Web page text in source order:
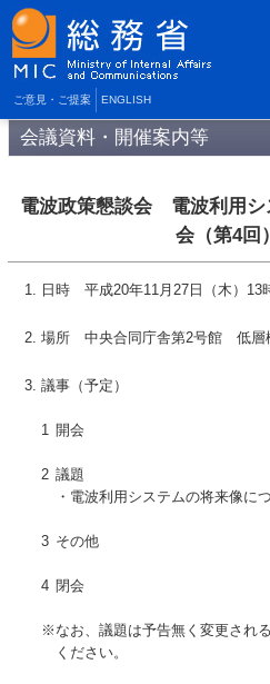
ご意見・ご提案 ENGLISH
会議資料・開催案内等
電波政策懇談会 電波利用シ
会（第4回）
日時 平成20年11月 27日（木） 13
場所 中央合同庁舎第2号館 低層
議事（予定）
1 開会
2 議題
・ 電波利用システムの将来像に
3 その他
4 閉会
※ なお、議題は予告無く変更され
ください。